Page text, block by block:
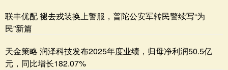
联丰优配 褪去戎装换上警服，普陀公安军转民警续写“为
民”新篇
天金策略 润泽科技发布2025年度业绩，归母净利润50.5亿
元，同比增长182.07%